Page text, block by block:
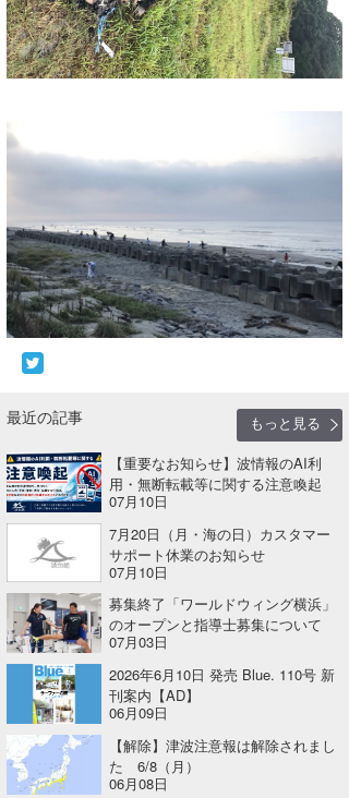
最近の記事
もっと見る
【重要なお知らせ】波情報のAI利
用・無断転載等に関する注意喚起
07月10日
7月20日（月・海の日）カスタマー
サポート休業のお知らせ
07月10日
募集終了「ワールドウィング横浜」
のオープンと指導士募集について
07月03日
2026年6月10日 発売 Blue. 110号 新
刊案内【AD】
06月09日
【解除】津波注意報は解除されまし
た 6/8（月）
06月08日
CBA Films
熊谷素子
田原啓江
植村未来
大野”MAR”修聖
chan-U
ECE
H
KOBU
KY
MIN
OYZ
S.K
Soulman
VAGY
waka☆=
YUKI☆
たっちー
ハンマー
まっきー